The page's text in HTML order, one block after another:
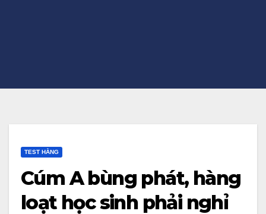
TEST HẰNG
Cúm A bùng phát, hàng
loạt học sinh phải nghỉ